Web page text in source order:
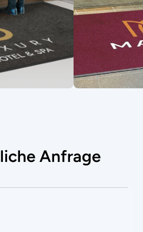
Anfrage